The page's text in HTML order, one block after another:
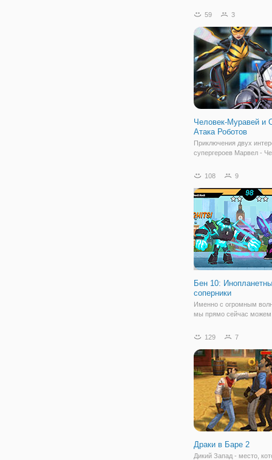
(не Си-Джей), оказался
уличного бандита всегда
наполнена
59 3
Человек-Муравей и
Атака Роботов
Приключения двух
супергероев Марвел -
онлайн игре Человек-
увлекательная,
бродилка с элементами
которая понравится
108 9
Бен 10:
соперники
Именно с огромным
мы прямо сейчас можем
вас всех поиграть в
Ben 10 Alien Rivals. Вы
сделать это в Аркадном
где вы сражаетесь
129 7
Драки в Баре 2
Дикий Запад - место,